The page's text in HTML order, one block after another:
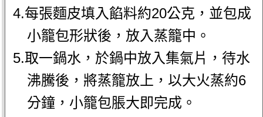
4.每張麵皮填入餡料約20公克，並包成
小籠包形狀後，放入蒸籠中。
5.取一鍋水，於鍋中放入集氣片，待水
沸騰後，將蒸籠放上，以大火蒸約6
分鐘，小籠包脹大即完成。